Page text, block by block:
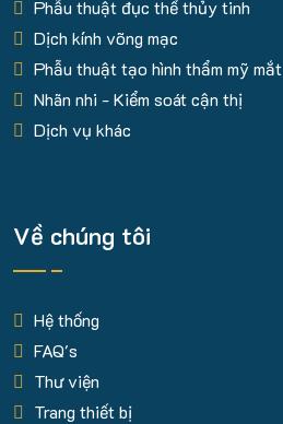
Phẫu thuật đục thể thủy tinh
Dịch kính võng mạc
Phẫu thuật tạo hình thẩm mỹ mắt
Nhãn nhi - Kiểm soát cận thị
Dịch vụ khác
Về chúng tôi
Hệ thống
FAQ's
Thư viện
Trang thiết bị